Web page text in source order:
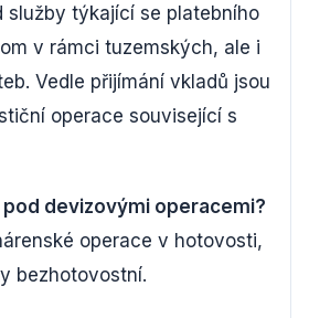
služby týkající se platebního
v rámci tuzemských, ale i
Vedle přijímání vkladů jsou
operace související s
devizovými operacemi?
operace v hotovosti,
bezhotovostní.